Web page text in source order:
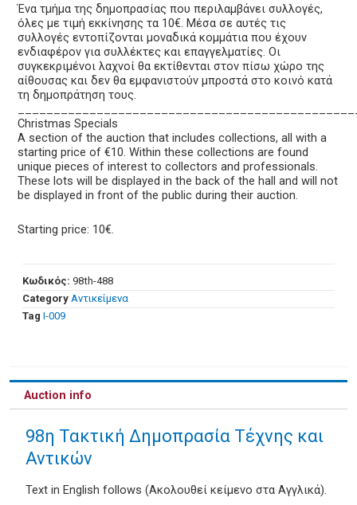
Ένα τμήμα της δημοπρασίας που περιλαμβάνει συλλογές,
όλες με τιμή εκκίνησης τα 10€. Μέσα σε αυτές τις
συλλογές εντοπίζονται μοναδικά κομμάτια που έχουν
ενδιαφέρον για συλλέκτες και επαγγελματίες. Οι
συγκεκριμένοι λαχνοί θα εκτίθενται στον πίσω χώρο της
αίθουσας και δεν θα εμφανιστούν μπροστά στο κοινό κατά
τη δημοπράτηση τους.
Christmas Specials
A section of the auction that includes collections, all with a
starting price of €10. Within these collections are found
unique pieces of interest to collectors and professionals.
These lots will be displayed in the back of the hall and will not
be displayed in front of the public during their auction.
Starting price: 10€.
Κωδικός: 98th-488
Category Αντικείμενα
Tag Ι-009
Auction info
98η Τακτική Δημοπρασία Τέχνης και
Αντικών
Text in English follows (Ακολουθεί κείμενο στα Αγγλικά).